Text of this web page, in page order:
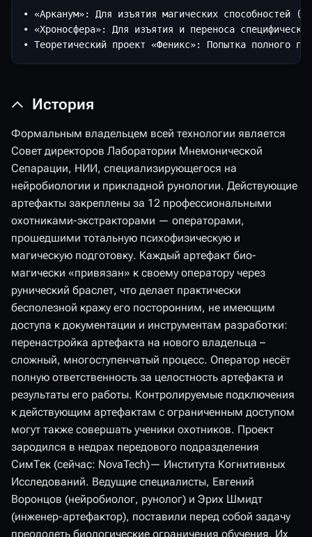
• «Арканум»: Для изъятия магических способностей
• «Хроносфера»: Для изъятия и переноса
История
Формальным владельцем всей технологии является
Совет директоров Лаборатории Мнемонической
Сепарации, НИИ, специализирующегося на
нейробиологии и прикладной рунологии. Действующие
артефакты закреплены за 12 профессиональными
охотниками-экстракторами — операторами,
прошедшими тотальную психофизическую и
магическую подготовку. Каждый артефакт био-
магически «привязан» к своему оператору через
рунический браслет, что делает практически
бесполезной кражу его посторонним, не имеющим
доступа к документации и инструментам разработки:
перенастройка артефакта на нового владельца –
сложный, многоступенчатый процесс. Оператор несёт
полную ответственность за целостность артефакта и
результаты его работы. Контролируемые подключения
к действующим артефактам с ограниченным доступом
могут также совершать ученики охотников. Проект
зародился в недрах передового подразделения
СимТек (сейчас: NovaTech)— Института Когнитивных
Исследований. Ведущие специалисты, Евгений
Воронцов (нейробиолог, рунолог) и Эрих Шмидт
(инженер-артефактор), поставили перед собой задачу
преодолеть биологические ограничения обучения. Их